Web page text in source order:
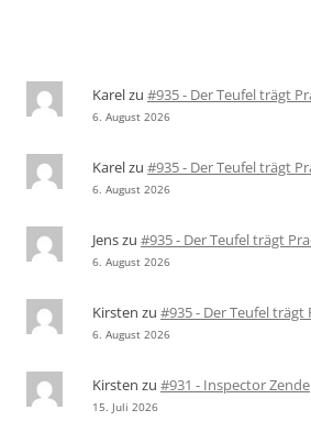
Karelzu #935 - Der Teufel trägt
6. August 2026
Karelzu #935 - Der Teufel trägt
6. August 2026
Jenszu #935 - Der Teufel trägt
6. August 2026
Kirsten zu #935 - Der Teufel trägt
6. August 2026
Kirsten zu #931 - Inspector Zende
15. Juli 2026